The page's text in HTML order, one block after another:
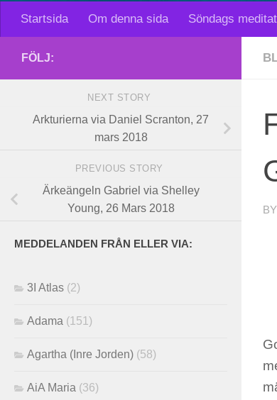
Startsida Om denna sida Söndags
BY
FÖLJ:
NEXT STORY
Arkturierna via Daniel Scranton, 27
mars 2018
PREVIOUS STORY
Ärkeängeln Gabriel via Shelley
Young, 26 Mars 2018
MEDDELANDEN FRÅN ELLER VIA:
3I Atlas (2)
Adama (151)
Agartha (Inre Jorden) (58)
AiA Maria (36)